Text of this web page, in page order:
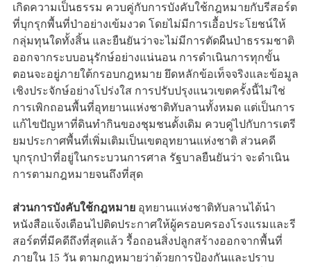
เกิดความเป็นธรรม ควบคู่กับการบังคับใช้กฎหมายกับรีสอร์ต
ที่บุกรุกพื้นที่ป่าอย่างเข้มงวด โดยไม่มีการเอื้อประโยชน์ให้
กลุ่มทุนใดทั้งสิ้น และยืนยันว่าจะไม่มีการตัดผืนป่าธรรมชาติ
ออกจากระบบอนุรักษ์อย่างแน่นอน การดำเนินการทุกขั้น
ตอนจะอยู่ภายใต้กรอบกฎหมาย ยึดหลักข้อเท็จจริงและข้อมูล
เชิงประจักษ์อย่างโปร่งใส การปรับปรุงแนวเขตครั้งนี้ไม่ใช่
การเพิกถอนพื้นที่อุทยานแห่งชาติทับลานทั้งหมด แต่เป็นการ
แก้ไขปัญหาที่ดินทำกินของชุมชนดั้งเดิม ควบคู่ไปกับการเตรี
ยมประกาศพื้นที่เพิ่มเติมเป็นเขตอุทยานแห่งชาติ ส่วนคดี
บุกรุกป่าที่อยู่ในกระบวนการศาล รัฐบาลยืนยันว่า จะดำเนิน
การตามกฎหมายจนถึงที่สุด
ส่วนการบังคับใช้กฎหมาย อุทยานแห่งชาติทับลานได้นำ
หนังสือแจ้งเตือนไปติดประกาศให้ผู้ครอบครองโรงแรมและรี
สอร์ตที่มีคดีถึงที่สุดแล้ว รื้อถอนสิ่งปลูกสร้างออกจากพื้นที่
ภายใน 15 วัน ตามกฎหมายว่าด้วยการป้องกันและปราบ